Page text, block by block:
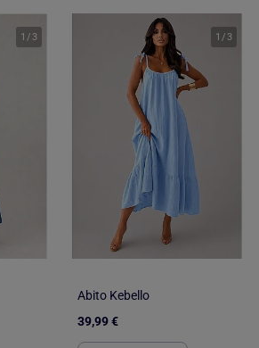
1 /3 1 /3
Abito Kebello
39,99 €